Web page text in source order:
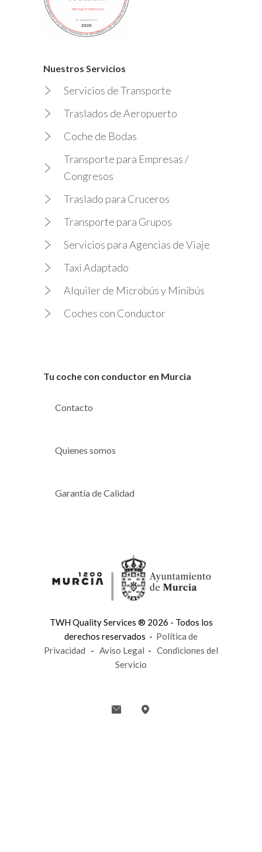
Nuestros Servicios
Servicios de Transporte
Traslados de Aeropuerto
Coche de Bodas
Transporte para Empresas /
Congresos
Traslado para Cruceros
Transporte para Grupos
Servicios para Agencias de Viaje
Taxi Adaptado
Alquiler de Microbús y Minibús
Coches con Conductor
Tu coche con conductor en Murcia
Contacto
Quienes somos
Garantía de Calidad
TWH Quality Services ® 2026 - Todos los
derechos reservados - Política de
Privacidad - Aviso Legal - Condiciones del
Servicio